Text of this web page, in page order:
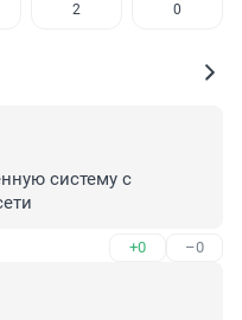
2 0
систему с
+0 –0